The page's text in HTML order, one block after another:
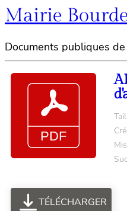
Mairie
Documents publiques
TÉLÉCHARGER